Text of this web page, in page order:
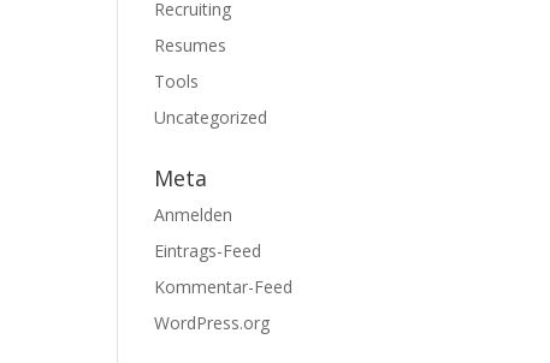
Recruiting
Resumes
Tools
Uncategorized
Meta
Anmelden
Eintrags-Feed
Kommentar-Feed
WordPress.org